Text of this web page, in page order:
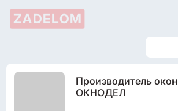
ZADELOM
Производитель окон
ОКНОДЕЛ